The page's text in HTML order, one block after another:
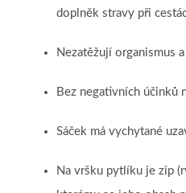
doplněk stravy při
Nezatěžují organismus
Bez negativních účinků
Sáček má vychytané
Na vršku pytlíku je zip